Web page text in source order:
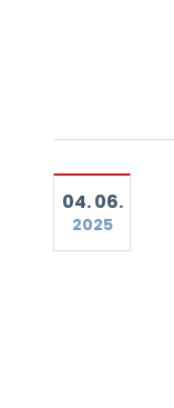
04. 06.
2025